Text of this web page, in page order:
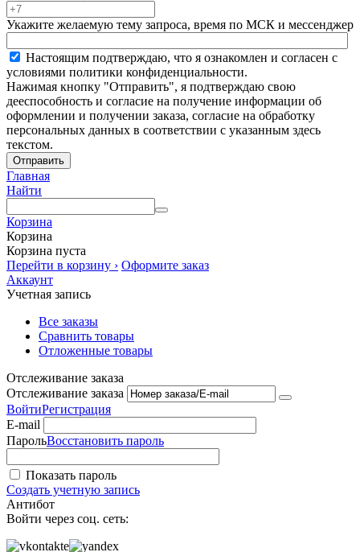
Укажите желаемую тему запроса, время по МСК и мессенджер
Настоящим подтверждаю, что я ознакомлен и согласен с
условиями политики конфиденциальности.
Нажимая кнопку "Отправить", я подтверждаю свою
дееспособность и согласие на получение информации об
оформлении и получении заказа, согласие на обработку
персональных данных в соответствии с указанным здесь
текстом.
Отправить
Главная
Найти
Корзина
Корзина
Корзина пуста
Перейти в корзину › Оформите заказ
Аккаунт
Учетная запись
Все заказы
Сравнить товары
Отложенные товары
Отслеживание заказа
Отслеживание заказа
ВойтиРегистрация
E-mail
ПарольВосстановить пароль
Показать пароль
Создать учетную запись
Антибот
Войти через соц. сеть: